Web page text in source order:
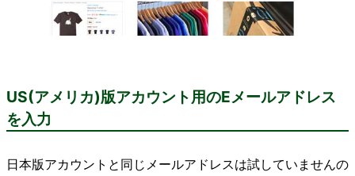
US(アメリカ)版アカウント用のEメールアドレス
を入力
日本版アカウントと同じメールアドレスは試していませんの